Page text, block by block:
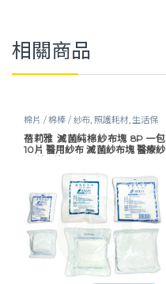
相關商品
棉片 / 棉棒 / 紗布, 照護耗材,生活保
健
蓓莉雅 滅菌純棉紗布塊 8P 一包
10片 醫用紗布 滅菌紗布塊 醫療紗